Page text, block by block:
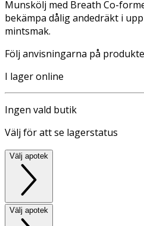
Munskölj med Breath Co-
bekämpa dålig andedräkt i
mintsmak.
Följ anvisningarna på
I lager online
Ingen vald butik
Välj för att se lagerstatus
Välj apotek
Välj apotek